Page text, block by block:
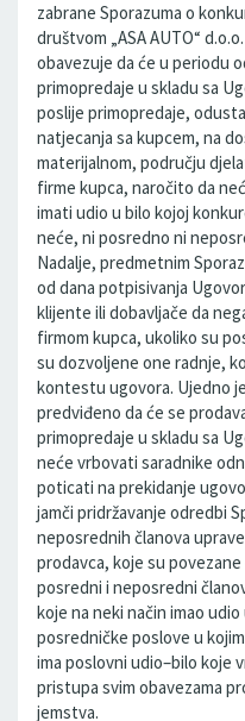
zabrane Sporazuma o
društvom „ASA AUTO“
obavezuje da će u periodu
primopredaje u skladu sa
poslije primopredaje,
natjecanja sa kupcem, na
materijalnom, području
firme kupca, naročito da
imati udio u bilo kojoj
neće, ni posredno ni
Nadalje, predmetnim
od dana potpisivanja
klijente ili dobavljače da
firmom kupca, ukoliko su
su dozvoljene one radnje,
kontestu ugovora. Ujedno
predviđeno da će se
primopredaje u skladu sa
neće vrbovati saradnike
poticati na prekidanje
jamči pridržavanje odredbi
neposrednih članova
prodavca, koje su
posredni i neposredni
koje na neki način imao
posredničke poslove u
ima poslovni udio–bilo koje
pristupa svim obavezama
jemstva.